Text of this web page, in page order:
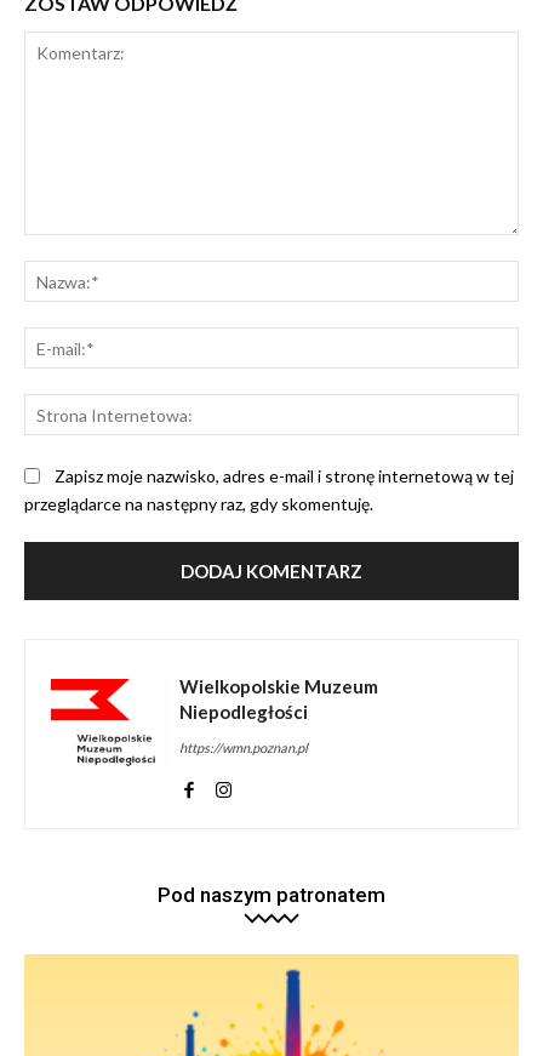
Zapisz moje nazwisko, adres e-mail i stronę internetową w tej
przeglądarce na następny raz, gdy skomentuję.
Wielkopolskie Muzeum
Niepodległości
https://wmn.poznan.pl
Pod naszym patronatem